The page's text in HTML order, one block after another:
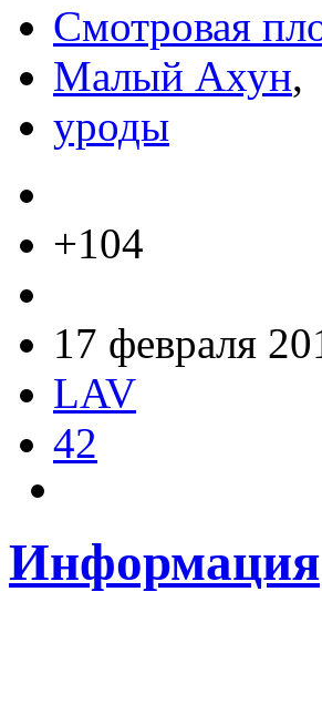
Смотровая
Малый Ахун,
уроды
+104
17 февраля
LAV
42
Информация